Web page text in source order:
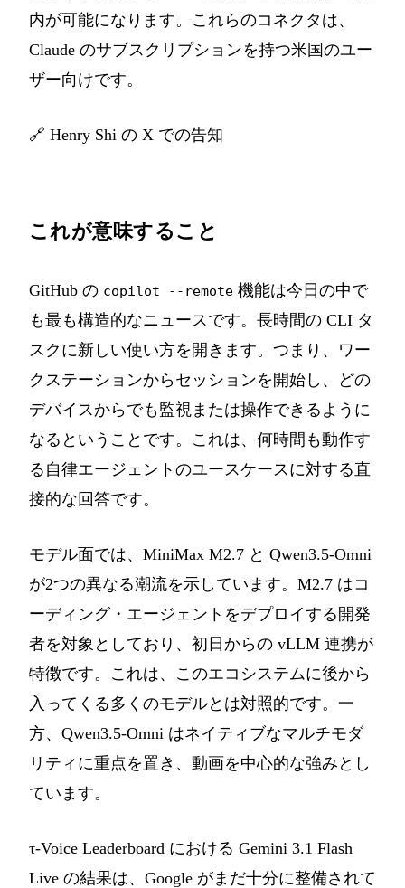
内が可能になります。これらのコネクタは、
Claude のサブスクリプションを持つ米国のユー
ザー向けです。
🔗 Henry Shi の X での告知
これが意味すること
GitHub の copilot --remote 機能は今日の中で
も最も構造的なニュースです。長時間の CLI タ
スクに新しい使い方を開きます。つまり、ワー
クステーションからセッションを開始し、どの
デバイスからでも監視または操作できるように
なるということです。これは、何時間も動作す
る自律エージェントのユースケースに対する直
接的な回答です。
モデル面では、MiniMax M2.7 と Qwen3.5-Omni
が2つの異なる潮流を示しています。M2.7 はコ
ーディング・エージェントをデプロイする開発
者を対象としており、初日からの vLLM 連携が
特徴です。これは、このエコシステムに後から
入ってくる多くのモデルとは対照的です。一
方、Qwen3.5-Omni はネイティブなマルチモダ
リティに重点を置き、動画を中心的な強みとし
ています。
τ-Voice Leaderboard における Gemini 3.1 Flash
Live の結果は、Google がまだ十分に整備されて